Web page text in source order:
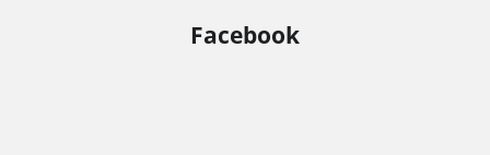
Facebook